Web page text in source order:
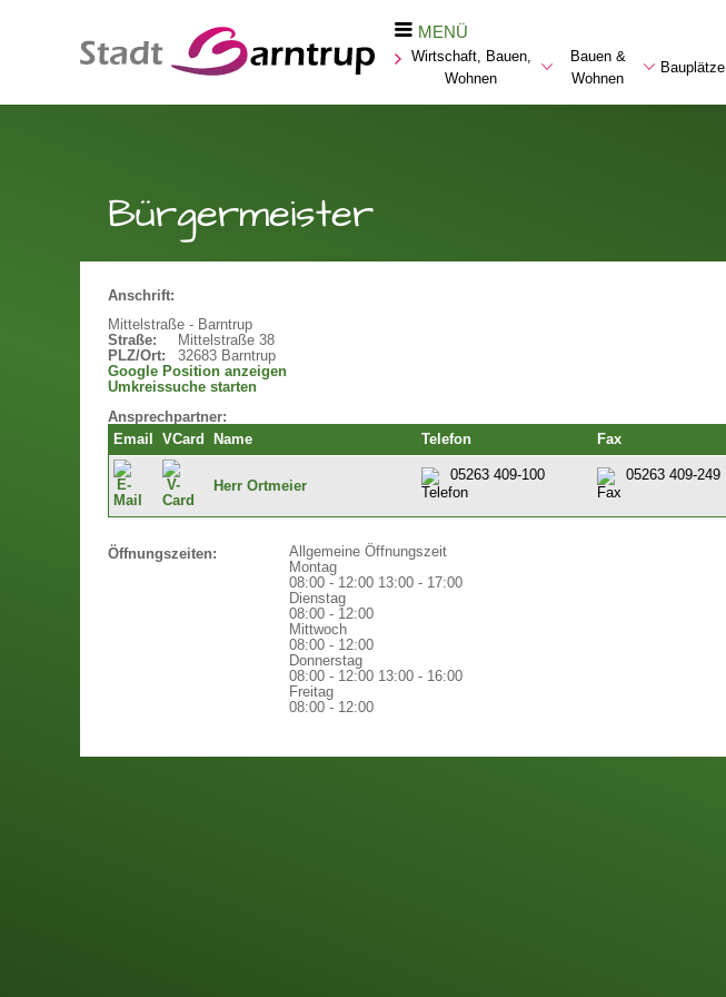
MENÜ
Wirtschaft, Bauen,
Wohnen
Bauen &
Wohnen
Bauplätze
Bürgermeister
Anschrift:
Mittelstraße - Barntrup
Straße:
Mittelstraße 38
PLZ/Ort:
32683 Barntrup
Google Position anzeigen
Umkreissuche starten
Ansprechpartner:
Email
VCard Name Telefon Fax
Herr Ortmeier
05263 409-100 05263 409-249
Öffnungszeiten:
Allgemeine Öffnungszeit
Montag
08:00 - 12:00 13:00 - 17:00
Dienstag
08:00 - 12:00
Mittwoch
08:00 - 12:00
Donnerstag
08:00 - 12:00 13:00 - 16:00
Freitag
08:00 - 12:00